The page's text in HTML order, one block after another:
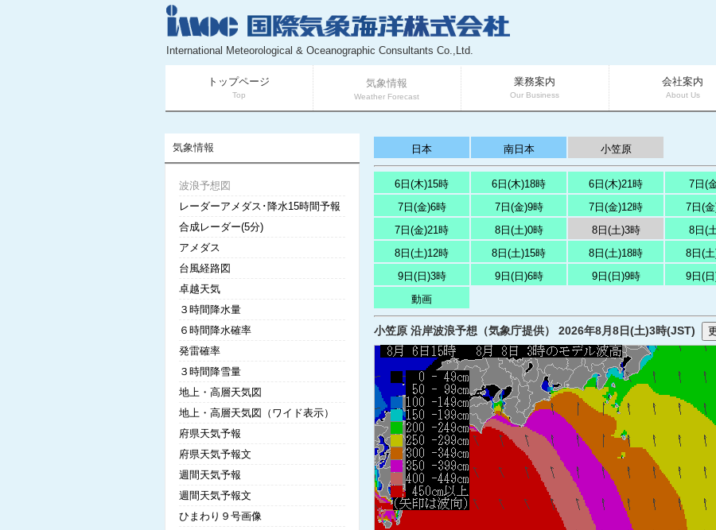
International Meteorological & Oceanographic Consultants Co.,Ltd.
トップページ
Top
気象情報
Weather Forecast
業務案内
Our Business
会社案内
About Us
日本 南日本 小笠原
6日(木)15時 6日(木)18時 6日(木)21時 7日(
7日(金)6時
7日(金)9時 7日(金)12時 7日(
7日(金)21時
8日(土)0時 8日(土)3時 8日(
8日(土)12時
8日(土)15時 8日(土)18時 8日(
9日(日)3時
9日(日)6時 9日(日)9時 9日(
動画
小笠原 沿岸波浪予想（気象庁提供） 2026年8月8日(土)3時(JST)
気象情報
波浪予想図
レーダーアメダス･降水15時間予報
合成レーダー(5分)
アメダス
台風経路図
卓越天気
３時間降水量
６時間降水確率
発雷確率
３時間降雪量
地上・高層天気図
地上・高層天気図（ワイド表示）
府県天気予報
府県天気予報文
週間天気予報
週間天気予報文
ひまわり９号画像